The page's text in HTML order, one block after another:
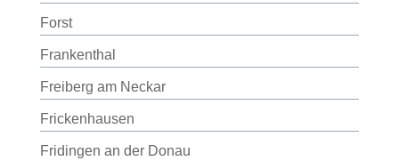
Forst
Frankenthal
Freiberg am Neckar
Frickenhausen
Fridingen an der Donau